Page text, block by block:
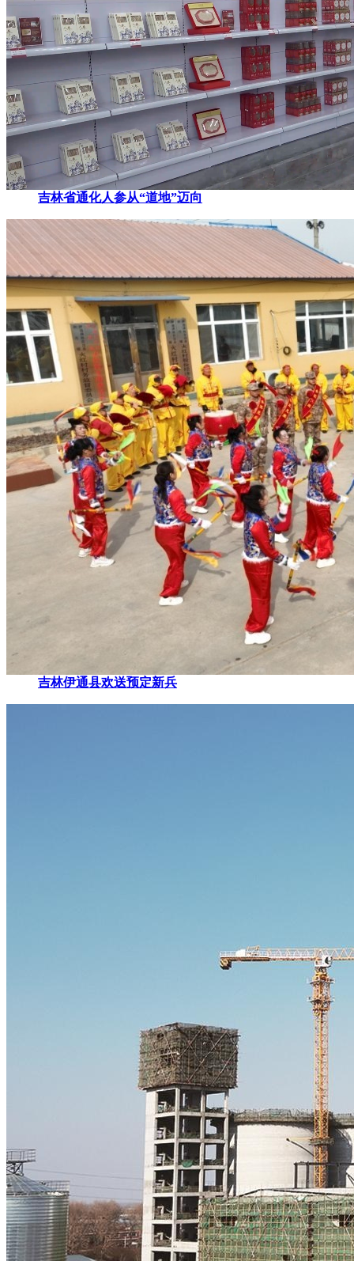
吉林省通化人参从“道地”迈向
吉林伊通县欢送预定新兵